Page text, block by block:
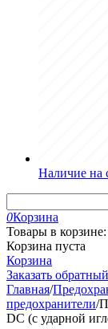
Наличие на
0Корзина
Товары в корзине:
Корзина пуста
Корзина
Заказать
Главная/
предохранители/
DC (с ударной